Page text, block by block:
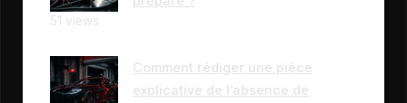
51 views
Comment rédiger une pièce
explicative de l’absence de